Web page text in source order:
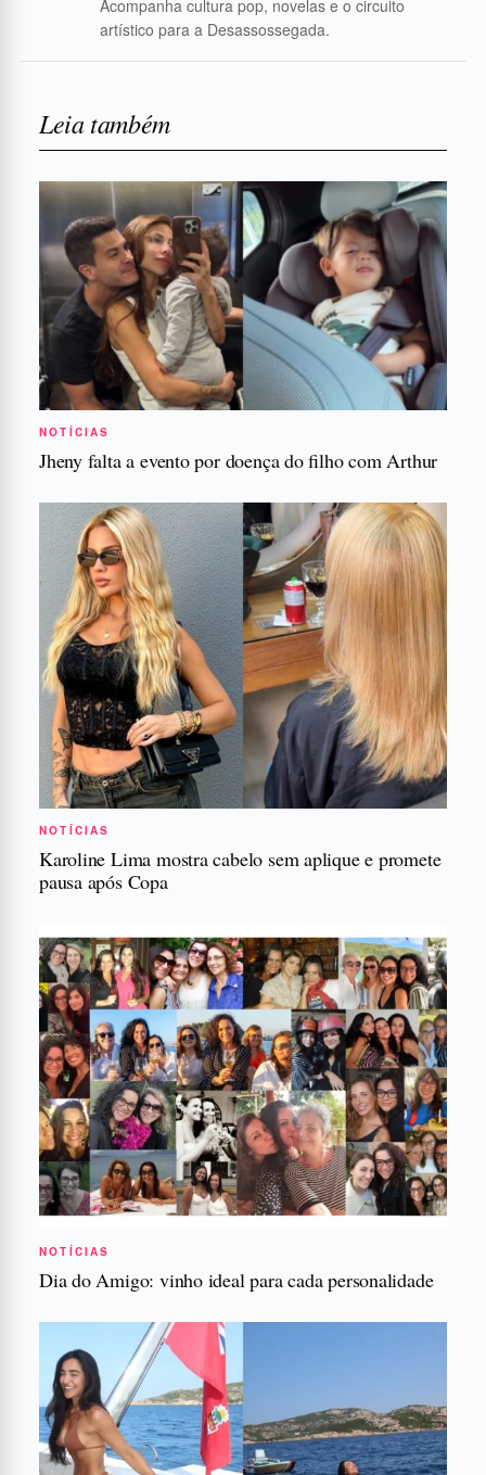
Acompanha cultura pop, novelas e o circuito
artístico para a Desassossegada.
Leia também
NOTÍCIAS
Jheny falta a evento por doença do filho com Arthur
NOTÍCIAS
Karoline Lima mostra cabelo sem aplique e promete
pausa após Copa
NOTÍCIAS
Dia do Amigo: vinho ideal para cada personalidade